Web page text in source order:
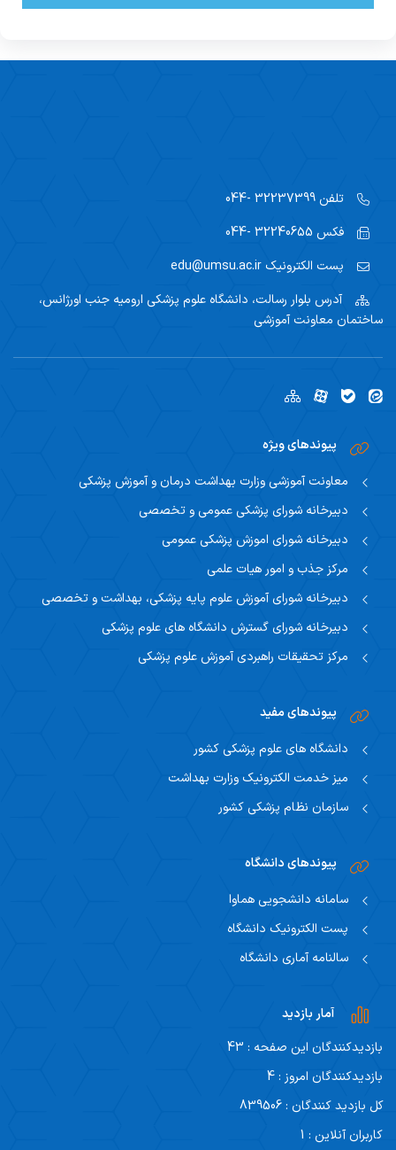
تلفن
فکس
پست الکترونیک
آدرس بلوار رسالت، دانشگاه علوم پزشکی ارومیه جنب اورژانس،
ساختمان معاونت آموزشی
پیوندهای ویژه
معاونت آموزشی وزارت بهداشت درمان و آموزش پزشکی
دبیرخانه شورای پزشکی عمومی و تخصصی
دبیرخانه شورای اموزش پزشکی عمومی
مرکز جذب و امور هیات علمی
دبیرخانه شورای آموزش علوم پایه پزشکی، بهداشت و تخصصی
دبیرخانه شورای گسترش دانشگاه های علوم پزشکی
مرکز تحقیقات راهبردی آموزش علوم پزشکی
پیوندهای مفید
دانشگاه های علوم پزشکی کشور
میز خدمت الکترونیک وزارت بهداشت
سازمان نظام پزشکی کشور
پیوندهای دانشگاه
سامانه دانشجویی هماوا
پست الکترونیک دانشگاه
سالنامه آماری دانشگاه
آمار بازدید
بازدیدکنندگان این صفحه : 43
بازدیدکنندگان امروز : 4
کل بازدید کنندگان : 839506
کاربران آنلاین : 1